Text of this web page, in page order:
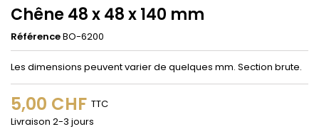
Chêne 48 x 48 x 140 mm
RéférenceBO-6200
Les dimensions peuvent varier de quelques mm. Section brute.
5,00 CHF TTC
Livraison 2-3 jours